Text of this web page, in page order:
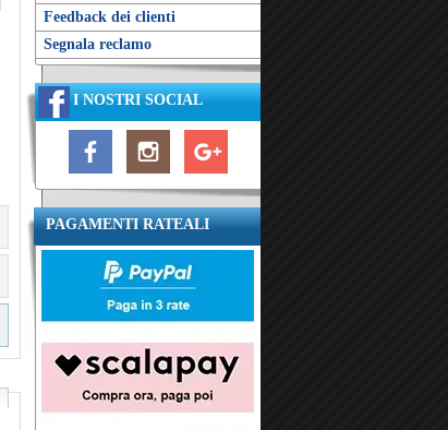
Feedback dei clienti
Segnala reclamo
I NOSTRI SOCIAL
PAGAMENTI RATEALI